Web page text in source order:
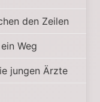
den Zeilen
Weg
jungen Ärzte